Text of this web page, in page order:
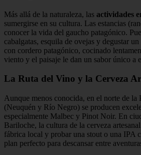
Más allá de la naturaleza, las actividades
sumergirse en su cultura. Las estancias
conocer la vida del gaucho patagónico.
cabalgatas, esquila de ovejas y degustar
con cordero patagónico, cocinado
viento y el paisaje le dan un sabor único a
La Ruta del Vino y la Cerveza
Aunque menos conocida, en el norte de la
(Neuquén y Río Negro) se producen
especialmente Malbec y Pinot Noir. En
Bariloche, la cultura de la cerveza
fábrica local y probar una stout o una IPA
plan perfecto para descansar entre